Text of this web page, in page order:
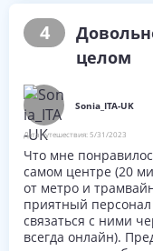
4
целом
Sonia_ITA-UK
Дата путешествия:5/31/2023
Что мне
самом центре (20
от метро и
приятный
связаться с ними
всегда онлайн).